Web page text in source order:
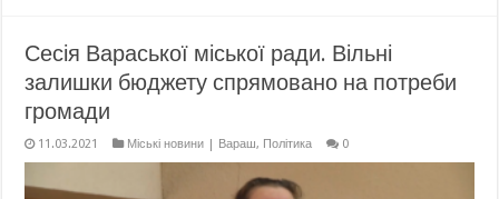
Сесія Вараської міської ради. Вільні
залишки бюджету спрямовано на потреби
громади
11.03.2021 Міські новини | Вараш, Політика 0